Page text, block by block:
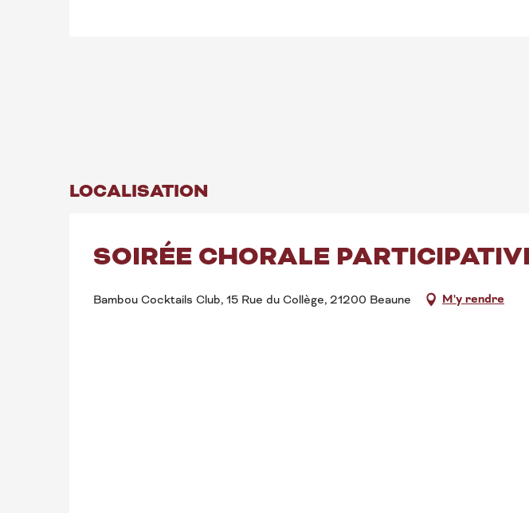
LOCALISATION
SOIRÉE CHORALE
Bambou Cocktails Club, 15 Rue du Collège, 21200 Beaune M'y rendre